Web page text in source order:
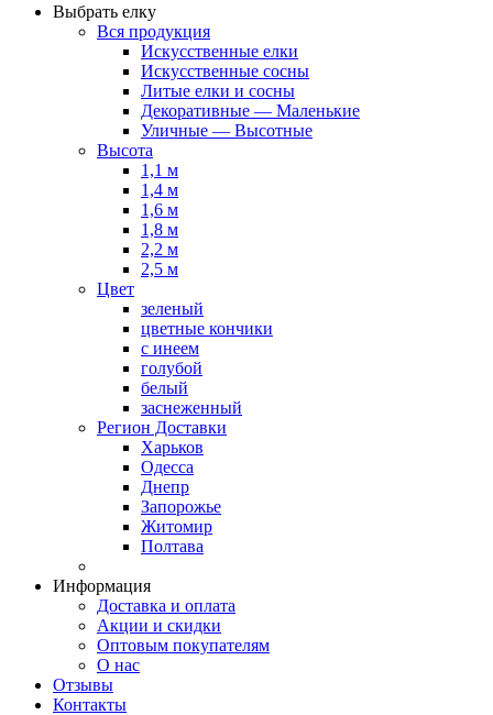
Выбрать елку
Вся продукция
Искусственные елки
Искусственные сосны
Литые елки и сосны
Декоративные — Маленькие
Уличные — Высотные
Высота
1,1 м
1,4 м
1,6 м
1,8 м
2,2 м
2,5 м
Цвет
зеленый
цветные кончики
с инеем
голубой
белый
заснеженный
Регион Доставки
Харьков
Одесса
Днепр
Запорожье
Житомир
Полтава
Информация
Доставка и оплата
Акции и скидки
Оптовым покупателям
О нас
Отзывы
Контакты